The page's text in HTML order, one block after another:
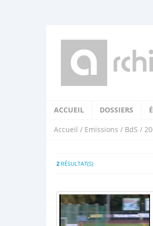
ACCUEIL DOSSIERS
Accueil / Emissions / BdS /
2 RÉSULTAT(S)